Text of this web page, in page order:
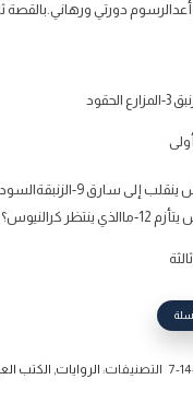
دورتي ورهاني.بالقصة
7-امراة وزهرة 8-الجاسوس ينقلب
التصنيفات: الروايات الكتب